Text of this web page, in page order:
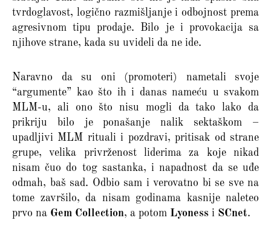
tvrdoglavost, logično razmišljanje i odbojnost prema
agresivnom tipu prodaje. Bilo je i provokacija sa
njihove strane, kada su uvideli da ne ide.
Naravno da su oni (promoteri) nametali svoje
“argumente” kao što ih i danas nameću u svakom
MLM-u, ali ono što nisu mogli da tako lako da
prikriju bilo je ponašanje nalik sektaškom –
upadljivi MLM rituali i pozdravi, pritisak od strane
grupe, velika privrženost liderima za koje nikad
nisam čuo do tog sastanka, i napadnost da se uđe
odmah, baš sad. Odbio sam i verovatno bi se sve na
tome završilo, da nisam godinama kasnije naleteo
prvo na Gem Collection, a potom Lyoness i SCnet.